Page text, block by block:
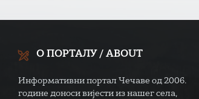
О ПОРТАЛУ / ABOUT
Информативни портал Чечаве од 2006.
године доноси вијести из нашег села,